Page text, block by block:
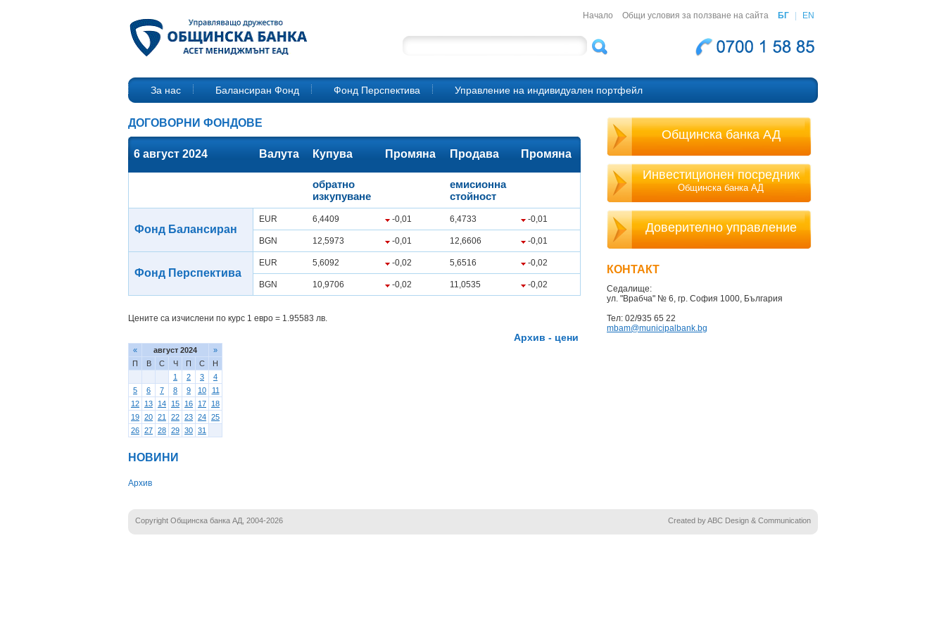
Начало Общи условия за ползване на сайта БГ EN
За нас Балансиран Фонд Фонд Перспектива Управление на индивидуален портфейл
ДОГОВОРНИ ФОНДОВЕ
6 август 2024 Валута Купува Промяна Продава Промяна
обратно
изкупуване
емисионна
стойност
Фонд Балансиран
EUR 6,4409 -0,01 6,4733 -0,01
BGN 12,5973 -0,01 12,6606 -0,01
Фонд Перспектива
EUR 5,6092 -0,02 5,6516 -0,02
BGN 10,9706 -0,02 11,0535 -0,02
Цените са изчислени по курс 1 евро = 1.95583 лв.
Архив - цени
« август 2024
»
П
В С Ч П С
Н
1
2 3
4
5
6 7 8 9 10
11
12
13 14 15 16 17
18
19 20 21 22 23 24 25
26 27 28 29 30 31
НОВИНИ
Архив
Общинска банка АД
Инвестиционен посредник
Общинска банка АД
Доверително управление
КОНТАКТ
Седалище:
ул. "Врабча" № 6, гр. София 1000, България
Тел: 02/935 65 22
mbam@municipalbank.bg
Copyright Общинска банка АД, 2004-2026 Created by ABC Design & Communication